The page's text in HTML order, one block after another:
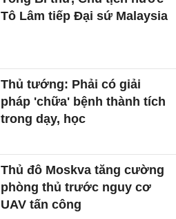
Tô Lâm tiếp Đại sứ Malaysia
Thủ tướng: Phải có giải
pháp 'chữa' bệnh thành tích
trong dạy, học
Thủ đô Moskva tăng cường
phòng thủ trước nguy cơ
UAV tấn công